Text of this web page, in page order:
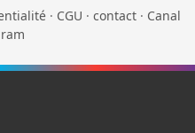
· CGU · contact · Canal